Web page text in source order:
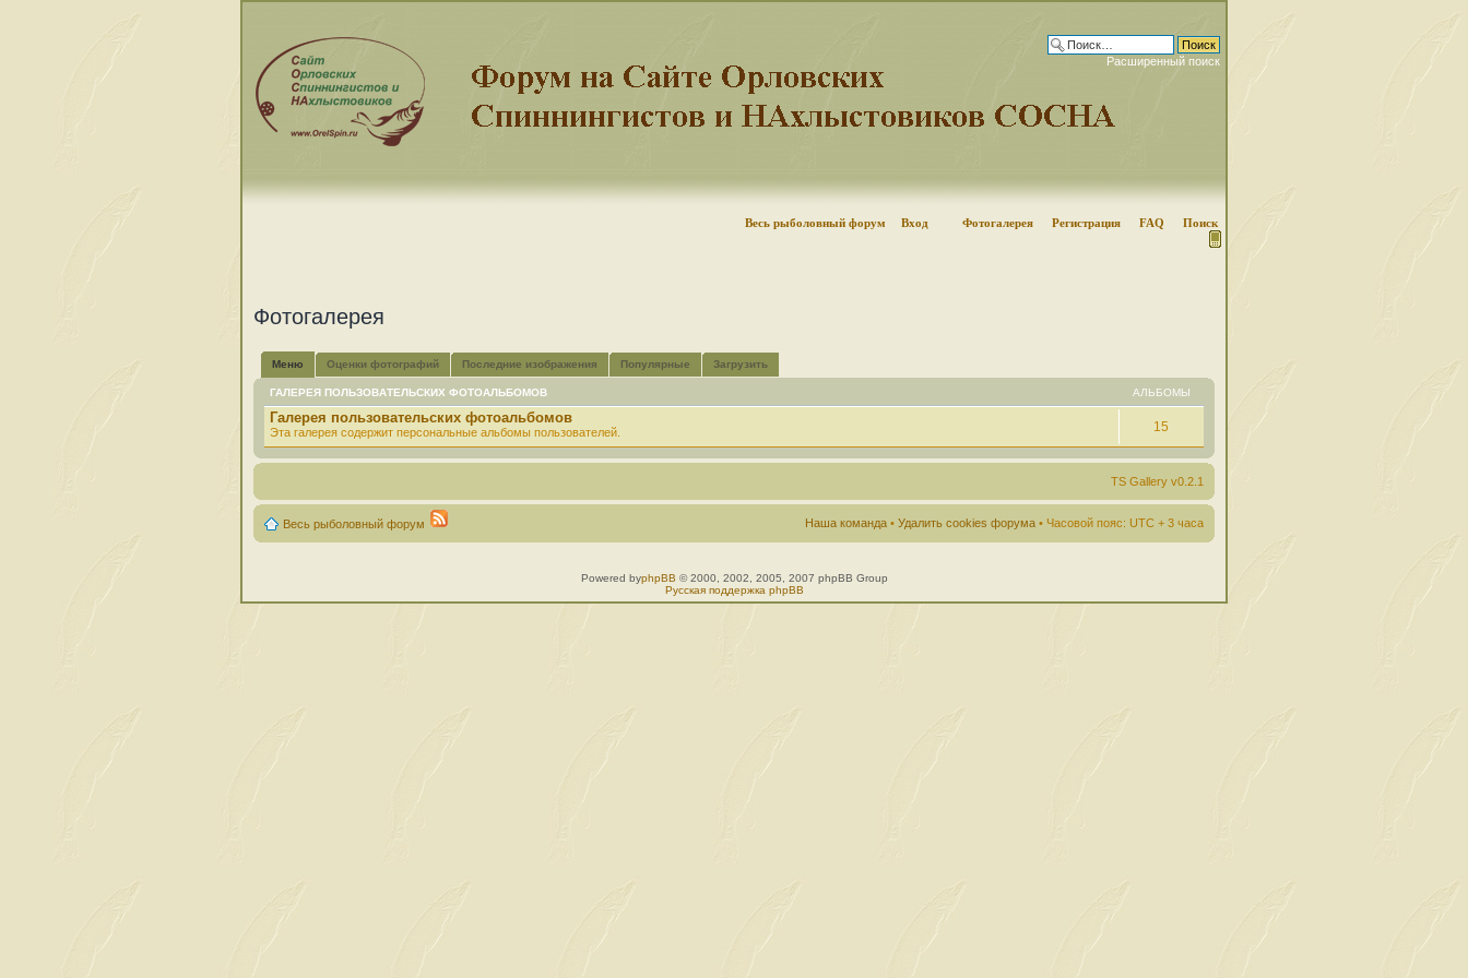
Расширенный поиск
Весь рыболовный форум Вход Фотогалерея Регистрация FAQ Поиск
Фотогалерея
Меню Оценки фотографий Последние изображения Популярные Загрузить
ГАЛЕРЕЯ ПОЛЬЗОВАТЕЛЬСКИХ ФОТОАЛЬБОМОВ АЛЬБОМЫ
Галерея пользовательских фотоальбомов
Эта галерея содержит персональные альбомы пользователей. 15
TS Gallery v0.2.1
Весь рыболовный форум Наша команда • Удалить cookies форума • Часовой пояс: UTC + 3 часа
Powered byphpBB © 2000, 2002, 2005, 2007 phpBB Group
Русская поддержка phpBB